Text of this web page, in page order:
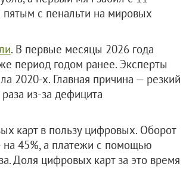
пятым с пенальти на мировых
. В первые месяцы 2026 года
период годом ранее. Эксперты
2020-х. Главная причина — резкий
из-за дефицита
карт в пользу цифровых. Оборот
45%, а платежи с помощью
Доля цифровых карт за это время